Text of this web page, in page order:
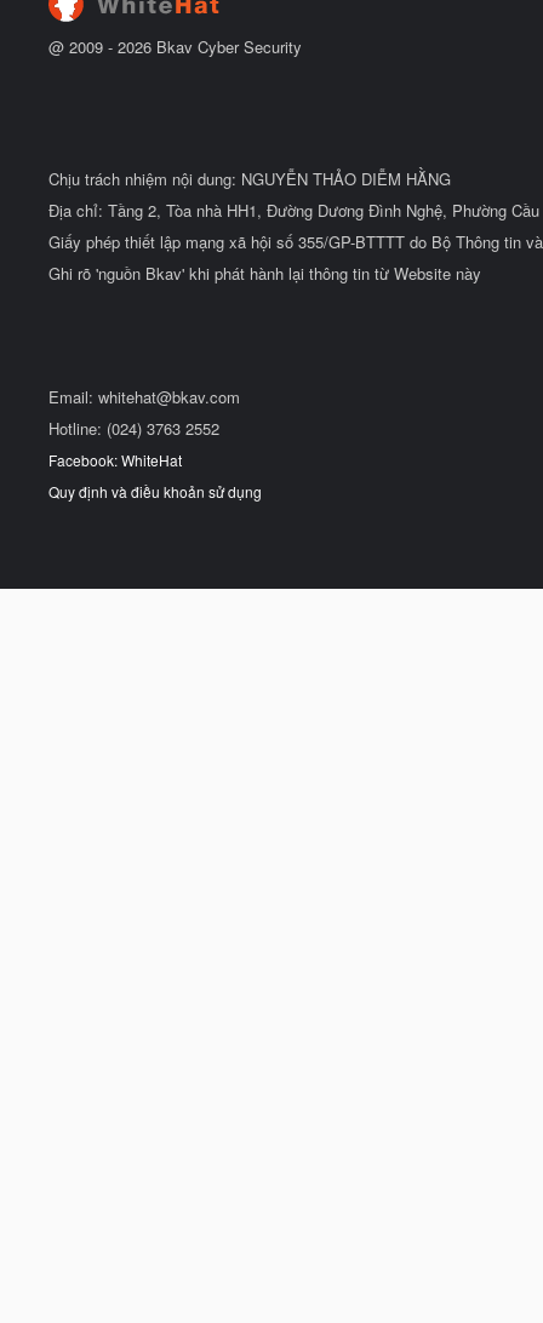
@ 2009 - 2026 Bkav Cyber Security
Chịu trách nhiệm nội dung: NGUYỄN THẢO DIỄM HẰNG
Địa chỉ: Tầng 2, Tòa nhà HH1, Đường Dương Đình Nghệ, Phường
Giấy phép thiết lập mạng xã hội số 355/GP-BTTTT do Bộ Thông tin
Ghi rõ 'nguồn Bkav' khi phát hành lại thông tin từ Website này
Email: whitehat@bkav.com
Hotline: (024) 3763 2552
Facebook: WhiteHat
Quy định và điều khoản sử dụng